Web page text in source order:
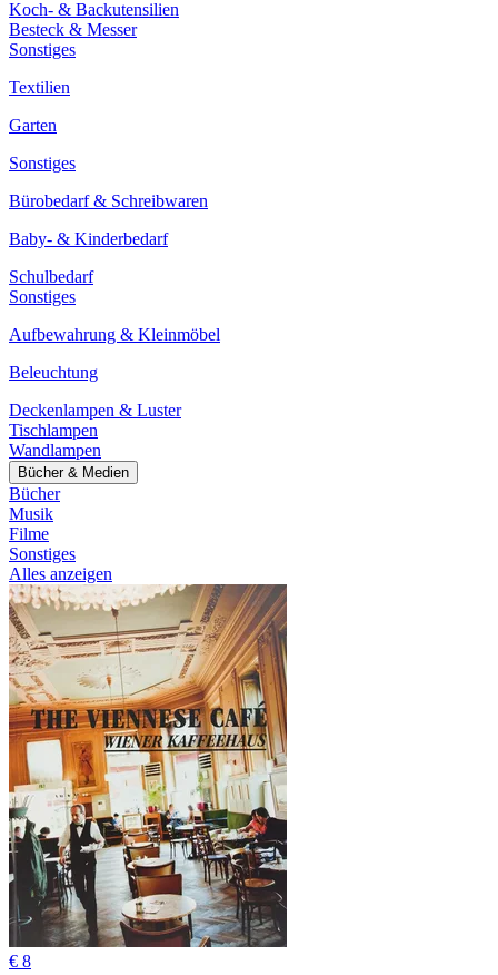
Koch- & Backutensilien
Besteck & Messer
Sonstiges
Textilien
Garten
Sonstiges
Bürobedarf & Schreibwaren
Baby- & Kinderbedarf
Schulbedarf
Sonstiges
Aufbewahrung & Kleinmöbel
Beleuchtung
Deckenlampen & Luster
Tischlampen
Wandlampen
Bücher & Medien
Bücher
Musik
Filme
Sonstiges
Alles anzeigen
€ 8